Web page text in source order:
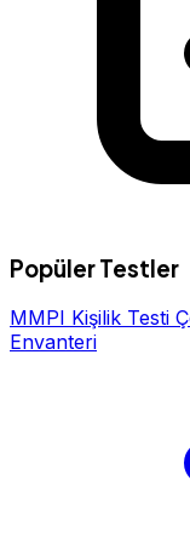
Popüler Testler
MMPI Kişilik Testi
Envanteri